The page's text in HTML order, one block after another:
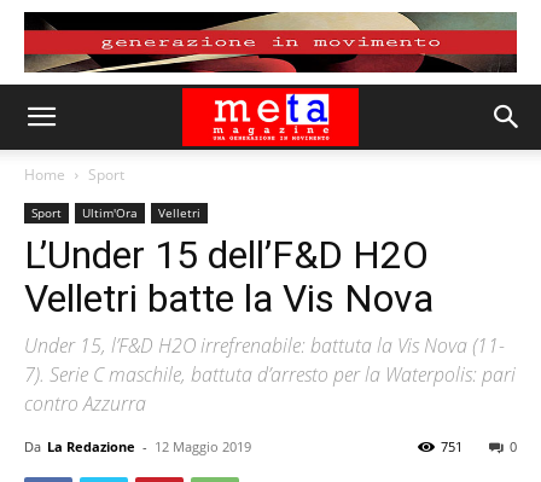
Home Sport
Sport Ultim'Ora Velletri
L’Under 15 dell’F&D H2O
Velletri batte la Vis Nova
Under 15, l’F&D H2O irrefrenabile: battuta la Vis Nova (11-
7). Serie C maschile, battuta d’arresto per la Waterpolis: pari
contro Azzurra
Da La Redazione - 12 Maggio 2019 0
751